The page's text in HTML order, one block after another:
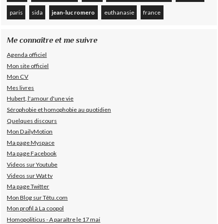
paris sida jean-luc romero euthanasie france
Me connaître et me suivre
Agenda officiel
Mon site officiel
Mon CV
Mes livres
Hubert, l'amour d'une vie
Sérophobie et homophobie au quotidien
Quelques discours
Mon DailyMotion
Ma page Myspace
Ma page Facebook
Videos sur Youtube
Videos sur Wat tv
Ma page Twitter
Mon Blog sur Têtu.com
Mon profil à La coopol
Homopoliticus - A paraître le 17 mai